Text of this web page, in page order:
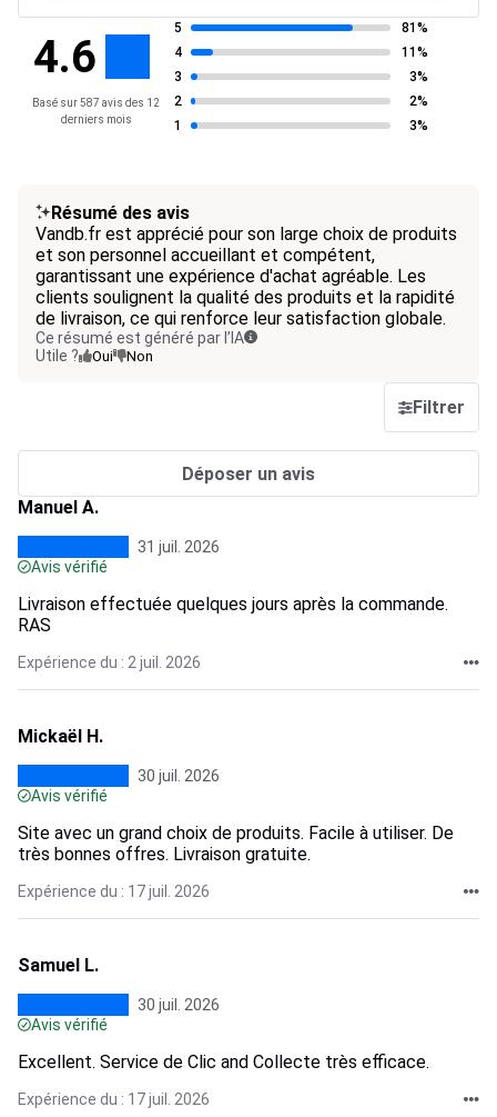
4.6
Basé sur 587 avis des 12
derniers mois
5
81%
4
11%
3
3%
2
2%
1
3%
Résumé des avis
Vandb.fr est apprécié pour son large choix de produits
et son personnel accueillant et compétent,
garantissant une expérience d'achat agréable. Les
clients soulignent la qualité des produits et la rapidité
de livraison, ce qui renforce leur satisfaction globale.
Ce résumé est généré par l’IA
Utile ?
Oui Non
Filtrer
Déposer un avis
Manuel A.
31 juil. 2026
Avis vérifié
Livraison effectuée quelques jours après la commande.
RAS
Expérience du : 2 juil. 2026
Mickaël H.
30 juil. 2026
Avis vérifié
Site avec un grand choix de produits. Facile à utiliser. De
très bonnes offres. Livraison gratuite.
Expérience du : 17 juil. 2026
Samuel L.
30 juil. 2026
Avis vérifié
Excellent. Service de Clic and Collecte très efficace.
Expérience du : 17 juil. 2026